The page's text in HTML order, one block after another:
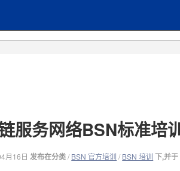
服务网络BSN标准培
月16日发布在分类/ BSN 官方培训 / BSN 培训 下,并于